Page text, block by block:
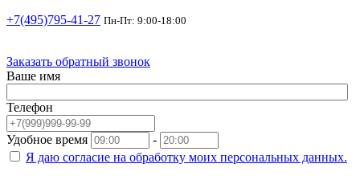
+7(495)795-41-27 Пн-Пт: 9:00-18:00
Заказать обратный звонок
Ваше имя
Телефон
Удобное время
-
Я даю согласие на обработку моих персональных данных.